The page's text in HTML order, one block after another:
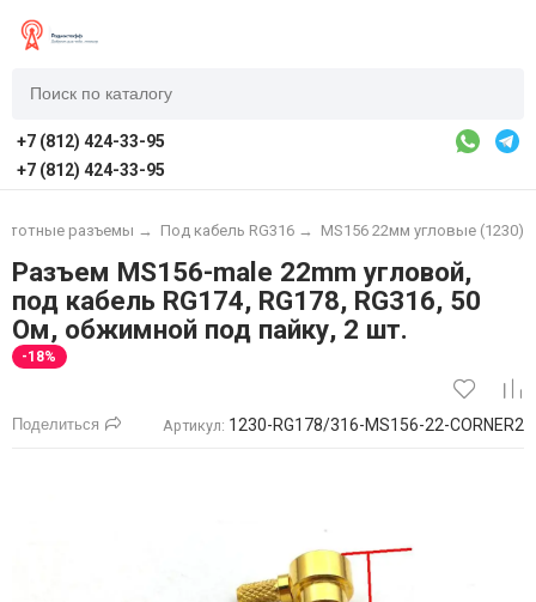
+7 (812) 424-33-95
+7 (812) 424-33-95
разъемы → Под кабель RG316 → MS156 22мм угловые (1230)
Разъем MS156-male 22mm угловой,
под кабель RG174, RG178, RG316, 50
Ом, обжимной под пайку, 2 шт.
-18%
Поделиться Артикул: 1230-RG178/316-MS156-22-CORNER2